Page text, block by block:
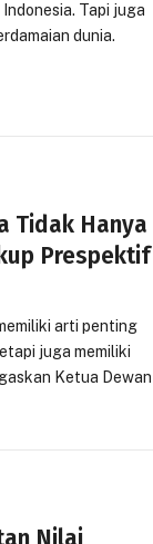
Tapi juga
dunia.
Tidak Hanya
Prespektif
arti penting
juga memiliki
Ketua Dewan